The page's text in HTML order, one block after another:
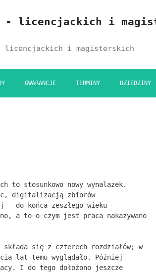
- licencjackich i
licencjackich i magisterskich
GWARANCJE TERMINY DZIEDZINY
to stosunkowo nowy wynalazek.
digitalizacją zbiorów
do końca zeszłego wieku –
a to o czym jest praca nakazywano
składa się z czterech rozdziałów; w
lat temu wyglądało. Później
I do tego dołożono jeszcze